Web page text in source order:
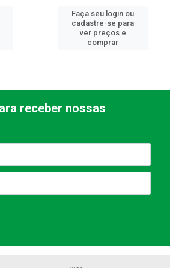
Faça seu login ou
cadastre-se para
ver preços e
comprar
receber nossas